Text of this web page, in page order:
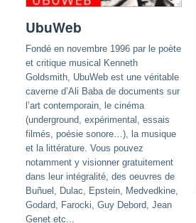
UbuWeb
Fondé en novembre 1996 par le poète
et critique musical Kenneth
Goldsmith, UbuWeb est une véritable
caverne d’Ali Baba de documents sur
l’art contemporain, le cinéma
(underground, expérimental, essais
filmés, poésie sonore…), la musique
et la littérature. Vous pouvez
notamment y visionner gratuitement
dans leur intégralité, des oeuvres de
Buñuel, Dulac, Epstein, Medvedkine,
Godard, Farocki, Guy Debord, Jean
Genet etc...